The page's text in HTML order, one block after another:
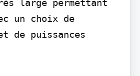
large permettant
un choix de
de puissances